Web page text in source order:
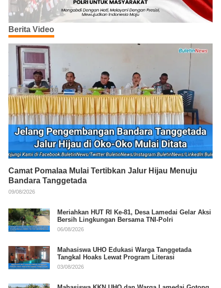
Berita Video
Camat Pomalaa Mulai Tertibkan Jalur Hijau Menuju
Bandara Tanggetada
09/08/2026
Meriahkan HUT RI Ke-81, Desa Lamedai Gelar Aksi
Bersih Lingkungan Bersama TNI-Polri
06/08/2026
Mahasiswa UHO Edukasi Warga Tanggetada
Tangkal Hoaks Lewat Program Literasi
03/08/2026